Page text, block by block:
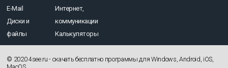
E-Mail
Диски и
файлы
Интернет,
коммуникации
Калькуляторы
© 2020 4see.ru - cкачать бесплатно программы для Windows, Android, iOS,